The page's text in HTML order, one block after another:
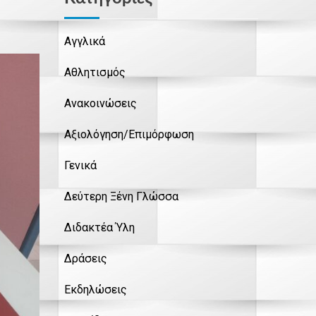
Αγγλικά
Αθλητισμός
Ανακοινώσεις
Αξιολόγηση/Επιμόρφωση
Γενικά
Δεύτερη Ξένη Γλώσσα
Διδακτέα Ύλη
Δράσεις
Εκδηλώσεις